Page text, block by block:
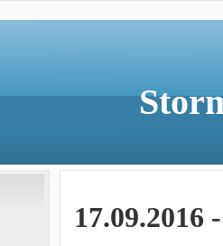
17.09.2016